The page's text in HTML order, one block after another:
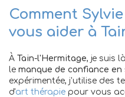
Comment
vous aider à
À Tain-l'Hermitage, je suis
le manque de confiance en
expérimentée, j'utilise des
d'art thérapie pour vous